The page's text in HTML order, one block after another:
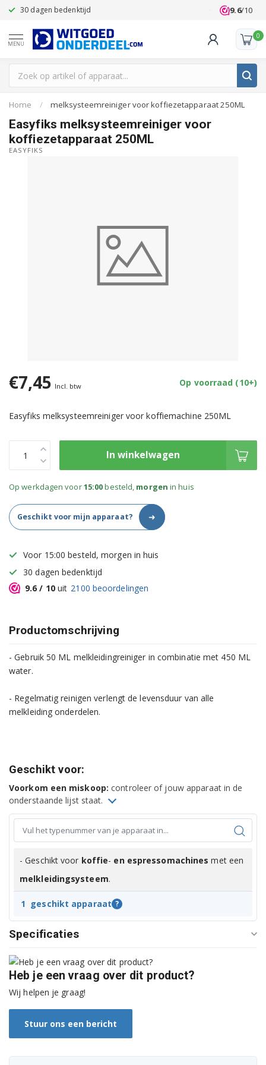
30 dagen bedenktijd Klanten
9.6/10
MENU
0
Home / melksysteemreiniger voor koffiezetapparaat 250ML
Easyfiks melksysteemreiniger voor
koffiezetapparaat 250ML
EASYFIKS
€7,45 Incl. btw Op voorraad (10+)
Easyfiks melksysteemreiniger voor koffiemachine 250ML
In winkelwagen
Op werkdagen voor15:00besteld, morgen in huis
Geschikt voor mijn apparaat? ➜
Voor 15:00 besteld, morgen in huis
30 dagen bedenktijd
9.6 / 10uit 2100 beoordelingen
Productomschrijving
- Gebruik 50 ML melkleidingreiniger in combinatie met 450 ML
water.
- Regelmatig reinigen verlengt de levensduur van alle
melkleiding onderdelen.
Geschikt voor:
Voorkom een miskoop: controleer of jouw apparaat in de
onderstaande lijst staat.
- Geschikt voor koffie- en espressomachines met een
melkleidingsysteem.
1 geschikt apparaat ?
Specificaties
Heb je een vraag over dit product?
Wij helpen je graag!
Stuur ons een bericht